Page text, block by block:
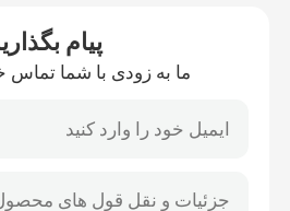
پیام
ما به زودی با شما تماس